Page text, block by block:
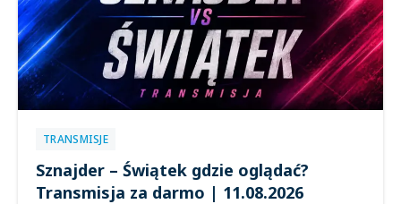
TRANSMISJE
Sznajder – Świątek gdzie oglądać?
Transmisja za darmo | 11.08.2026